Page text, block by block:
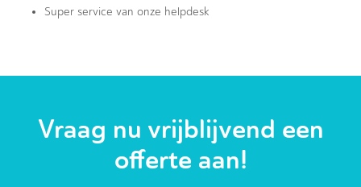
Super service van onze helpdesk
Vraag nu vrijblijvend een
offerte aan!